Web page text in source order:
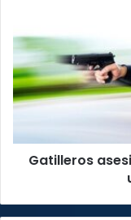
a
hombre
a
las
afueras
un
Gatilleros